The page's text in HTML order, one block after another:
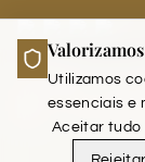
LEADERS CLUB -
Utilizamos
essenciais e
Aceitar tudo